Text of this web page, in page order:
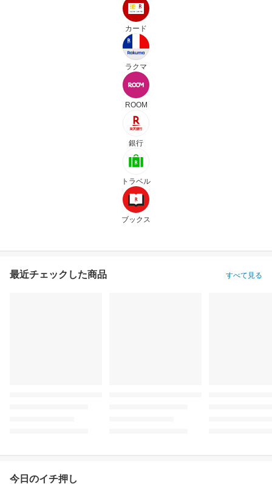
カード
ラクマ
ROOM
銀行
トラベル
ブックス
最近チェックした商品 すべて見る
今日のイチ押し